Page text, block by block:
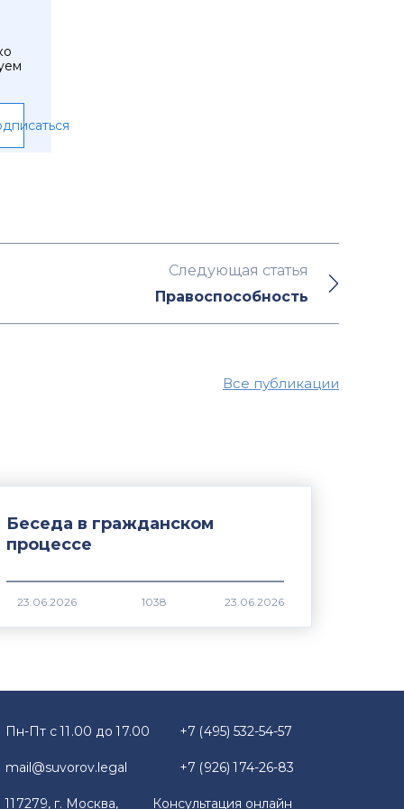
Следующая статья
Правоспособность
Все публикации
Беседа в гражданском
процессе
1038
Пн-Пт с 11.00 до 17.00
mail@suvorov.legal
117279, г. Москва,
+7 (495) 532-54-57
+7 (926) 174-26-83
Консультация онлайн